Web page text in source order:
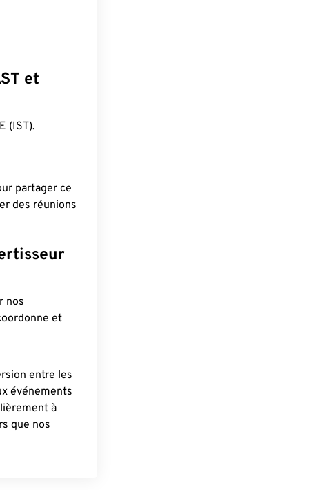
et
(IST).
partager ce
des réunions
nos
et
entre les
événements
à
que nos